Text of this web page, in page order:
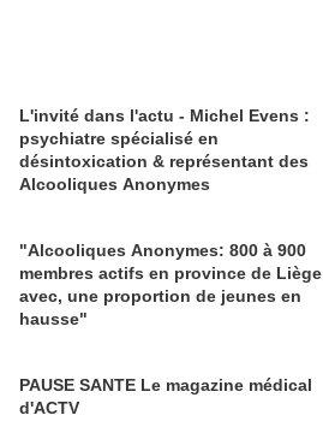
L'invité dans l'actu - Michel Evens :
psychiatre spécialisé en
désintoxication & représentant des
Alcooliques Anonymes
"Alcooliques Anonymes: 800 à 900
membres actifs en province de Liège
avec, une proportion de jeunes en
hausse"
PAUSE SANTE Le magazine médical
d'ACTV